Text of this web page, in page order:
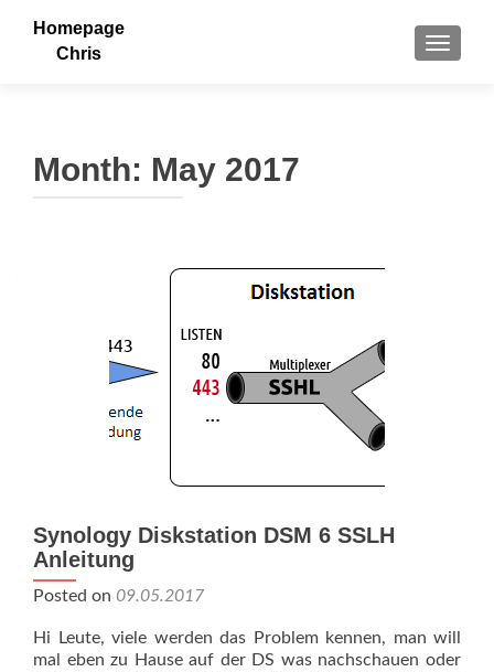
Homepage
Chris
Month: May 2017
Synology Diskstation DSM 6 SSLH
Anleitung
Posted on 09.05.2017
Hi Leute, viele werden das Problem kennen, man will
mal eben zu Hause auf der DS was nachschauen oder